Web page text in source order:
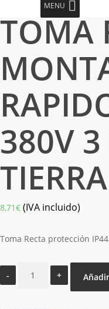
MENU
TOMA
380V 3
8,71€ (IVA incluido)
Toma Recta protección